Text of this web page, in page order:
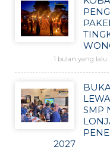
1 bulan yang lalu
SMP
2027